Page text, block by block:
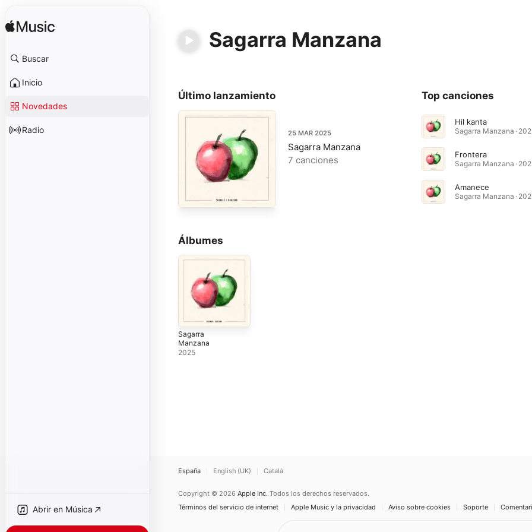
Buscar
Inicio
Novedades
Radio
Abrir en Música
Sagarra Manzana
Último lanzamiento
25 MAR 2025
Sagarra Manzana
7 canciones
Top canciones
Hil kanta
Sagarra Manzana ·
Frontera
Sagarra Manzana ·
Amanece
Sagarra Manzana ·
Álbumes
Sagarra
Manzana
2025
España English (UK) Català
Copyright © 2026 Apple Inc. Todos los derechos reservados.
Términos del servicio de internet
Apple Music y la privacidad Aviso sobre cookies Soporte